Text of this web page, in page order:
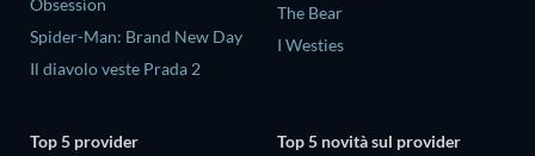
Spider-Man: Brand New Day
Il diavolo veste Prada 2
The Bear
I Westies
Top 5 provider
Top 5 novità sul provider